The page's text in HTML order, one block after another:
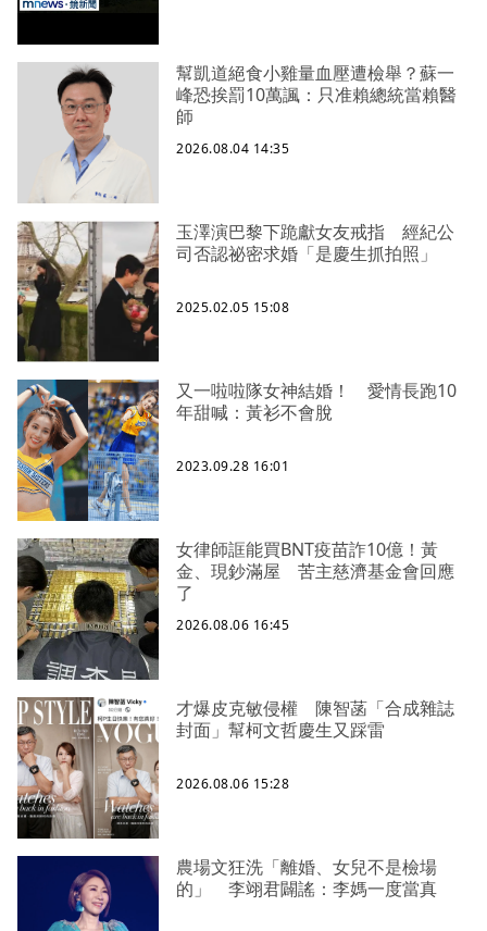
幫凱道絕食小雞量血壓遭檢舉？蘇一
峰恐挨罰10萬諷：只准賴總統當賴醫
師
2026.08.04 14:35
玉澤演巴黎下跪獻女友戒指 經紀公
司否認祕密求婚「是慶生抓拍照」
2025.02.05 15:08
又一啦啦隊女神結婚！ 愛情長跑10
年甜喊：黃衫不會脫
2023.09.28 16:01
女律師誆能買BNT疫苗詐10億！黃
金、現鈔滿屋 苦主慈濟基金會回應
了
2026.08.06 16:45
才爆皮克敏侵權 陳智菡「合成雜誌
封面」幫柯文哲慶生又踩雷
2026.08.06 15:28
農場文狂洗「離婚、女兒不是檢場
的」 李翊君闢謠：李媽一度當真